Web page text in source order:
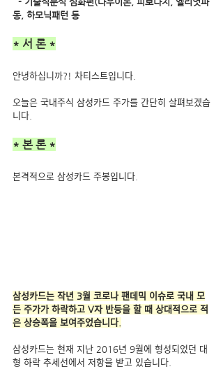
동, 하모닉패턴 등
* 서 론 *
안녕하십니까?! 차티스트입니다.
오늘은 국내주식 삼성카드 주가를 간단히 살펴보겠습
니다.
* 본 론 *
본격적으로 삼성카드 주봉입니다.
삼성카드는 작년 3월 코로나 팬데믹 이슈로 국내 모
든 주가가 하락하고 V자 반등을 할 때 상대적으로 적
은 상승폭을 보여주었습니다.
삼성카드는 현재 지난 2016년 9월에 형성되었던 대
형 하락 추세선에서 저항을 받고 있습니다.